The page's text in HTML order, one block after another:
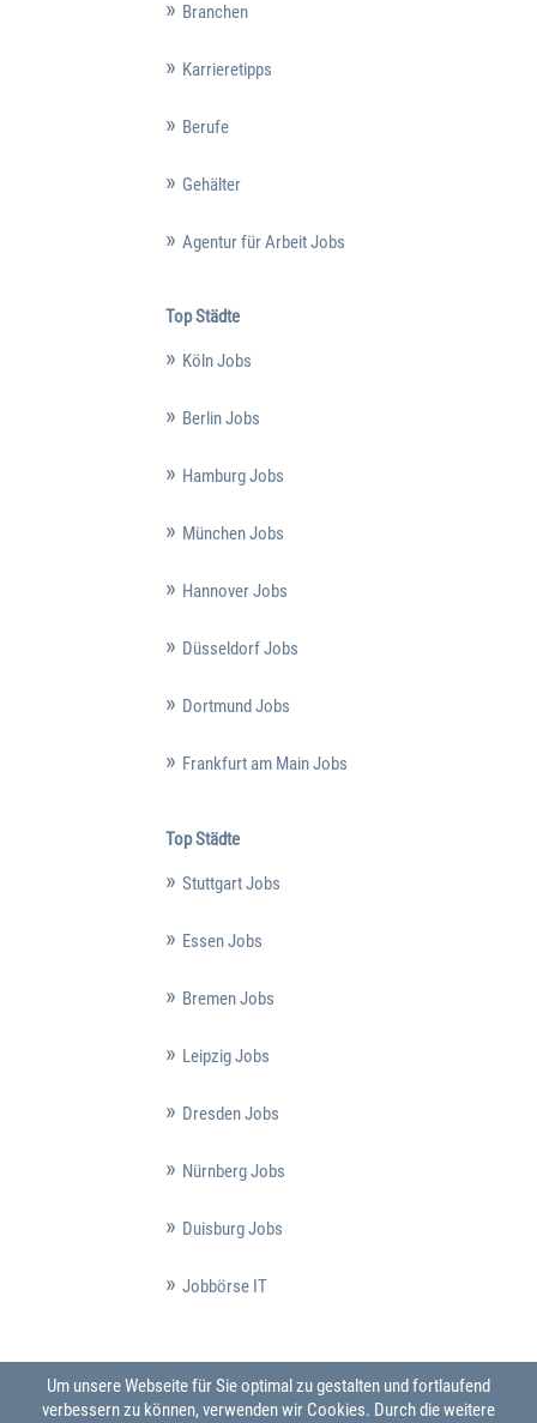
Branchen
Karrieretipps
Berufe
Gehälter
Agentur für Arbeit Jobs
Top Städte
Köln Jobs
Berlin Jobs
Hamburg Jobs
München Jobs
Hannover Jobs
Düsseldorf Jobs
Dortmund Jobs
Frankfurt am Main Jobs
Top Städte
Stuttgart Jobs
Essen Jobs
Bremen Jobs
Leipzig Jobs
Dresden Jobs
Nürnberg Jobs
Duisburg Jobs
Jobbörse IT
Um unsere Webseite für Sie optimal zu gestalten und fortlaufend
verbessern zu können, verwenden wir Cookies. Durch die weitere